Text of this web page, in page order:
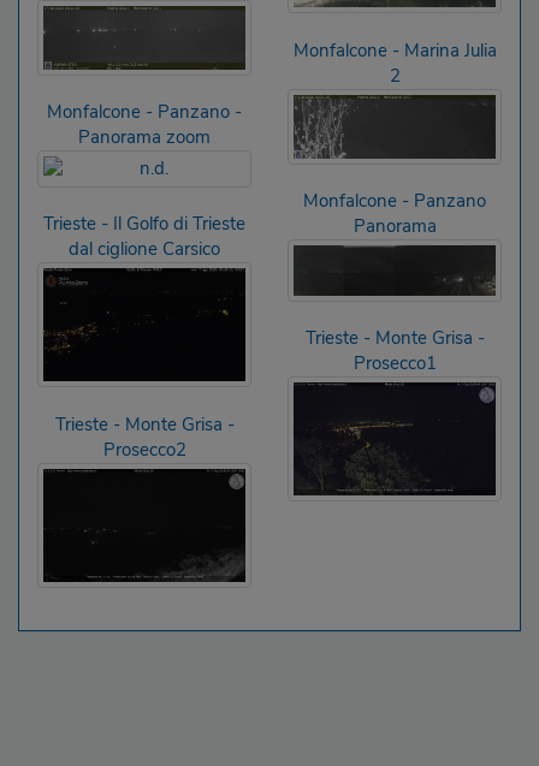
Monfalcone - Marina Julia
2
Monfalcone - Panzano -
Panorama zoom
Monfalcone - Panzano
Panorama
Trieste - Il Golfo di Trieste
dal ciglione Carsico
Trieste - Monte Grisa -
Prosecco1
Trieste - Monte Grisa -
Prosecco2